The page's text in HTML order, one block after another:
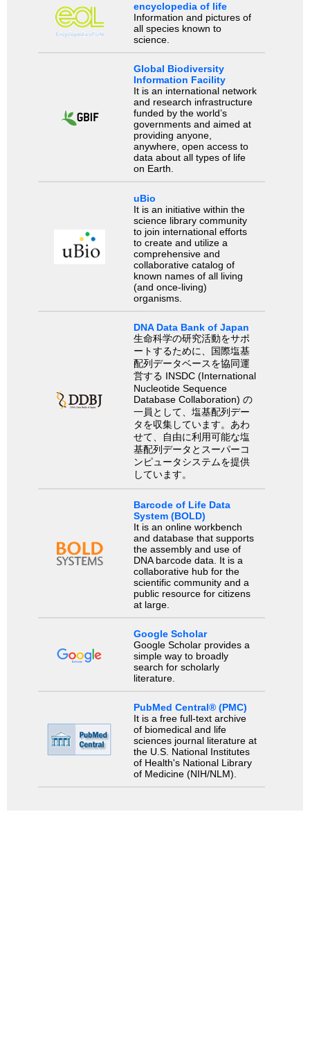
encyclopedia of life
Information and pictures of
all species known to
science.
Global Biodiversity
Information Facility
It is an international network
and research infrastructure
funded by the world’s
governments and aimed at
providing anyone,
anywhere, open access to
data about all types of life
on Earth.
uBio
It is an initiative within the
science library community
to join international efforts
to create and utilize a
comprehensive and
collaborative catalog of
known names of all living
(and once-living)
organisms.
DNA Data Bank of Japan
生命科学の研究活動をサポ
ートするために、国際塩基
配列データベースを協同運
営する INSDC (International
Nucleotide Sequence
Database Collaboration) の
一員として、塩基配列デー
タを収集しています。あわ
せて、自由に利用可能な塩
基配列データとスーパーコ
ンピュータシステムを提供
しています。
Barcode of Life Data
System (BOLD)
It is an online workbench
and database that supports
the assembly and use of
DNA barcode data. It is a
collaborative hub for the
scientific community and a
public resource for citizens
at large.
Google Scholar
Google Scholar provides a
simple way to broadly
search for scholarly
literature.
PubMed Central® (PMC)
It is a free full-text archive
of biomedical and life
sciences journal literature at
the U.S. National Institutes
of Health's National Library
of Medicine (NIH/NLM).